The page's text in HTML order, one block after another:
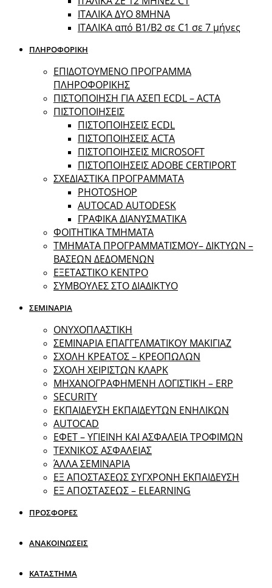
ΙΤΑΛΙΚΑ ΔΥΟ 8ΜΗΝΑ
ΙΤΑΛΙΚΑ από B1/B2 σε C1 σε 7 μήνες
ΠΛΗΡΟΦΟΡΙΚΗ
ΕΠΙΔΟΤΟΥΜΕΝΟ ΠΡΟΓΡΑΜΜΑ
ΠΛΗΡΟΦΟΡΙΚΗΣ
ΠIΣΤΟΠΟΙΗΣΗ ΓΙΑ ΑΣΕΠ ECDL – ACTA
ΠΙΣΤΟΠΟΙΗΣΕΙΣ
ΠΙΣΤΟΠΟΙΗΣΕΙΣ ECDL
ΠΙΣΤΟΠΟΙΗΣΕΙΣ ACTA
ΠΙΣΤΟΠΟΙΗΣΕΙΣ MICROSOFT
ΠΙΣΤΟΠΟΙΗΣΕΙΣ ADOBE CERTIPORT
ΣΧΕΔΙΑΣΤΙΚΑ ΠΡΟΓΡΑΜΜΑΤΑ
PHOTOSHOP
AUTOCAD AUTODESK
ΓΡΑΦΙΚΑ ΔΙΑΝΥΣΜΑΤΙΚΑ
ΦΟΙΤΗΤΙΚΑ ΤΜΗΜΑΤΑ
ΤΜΗΜΑΤΑ ΠΡΟΓΡΑΜΜΑΤΙΣΜΟΥ– ΔΙΚΤΥΩΝ –
ΒΑΣΕΩΝ ΔΕΔΟΜΕΝΩΝ
ΕΞΕΤΑΣΤΙΚΟ ΚΕΝΤΡΟ
ΣΥΜΒΟΥΛΕΣ ΣΤΟ ΔΙΑΔΙΚΤΥΟ
ΣΕΜΙΝΑΡΙΑ
ΟΝΥΧΟΠΛΑΣΤΙΚΗ
ΣΕΜΙΝΑΡΙΑ ΕΠΑΓΓΕΛΜΑΤΙΚΟΥ ΜΑΚΙΓΙΑΖ
ΣΧΟΛΗ ΚΡΕΑΤΟΣ – ΚΡΕΟΠΩΛΩΝ
ΣΧΟΛΗ ΧΕΙΡΙΣΤΩΝ ΚΛΑΡΚ
ΜΗΧΑΝΟΓΡΑΦΗΜΕΝΗ ΛΟΓΙΣΤΙΚΗ – ERP
SECURITY
ΕΚΠΑΙΔΕΥΣΗ ΕΚΠΑΙΔΕΥΤΩΝ ΕΝΗΛΙΚΩΝ
ΑUTOCAD
ΕΦΕΤ – ΥΓΙΕΙΝΗ ΚΑΙ ΑΣΦΑΛΕΙΑ ΤΡΟΦΙΜΩΝ
ΤΕΧΝΙΚΟΣ ΑΣΦΑΛΕΙΑΣ
ΆΛΛΑ ΣΕΜΙΝΑΡΙΑ
EΞ ΑΠΟΣΤΑΣΕΩΣ ΣΥΓΧΡΟΝΗ ΕΚΠΑΙΔΕΥΣΗ
ΕΞ ΑΠΟΣΤΑΣΕΩΣ – ELEARNING
ΠΡΟΣΦΟΡΕΣ
ΑΝΑΚΟΙΝΩΣΕΙΣ
ΚΑΤΑΣΤΗΜΑ